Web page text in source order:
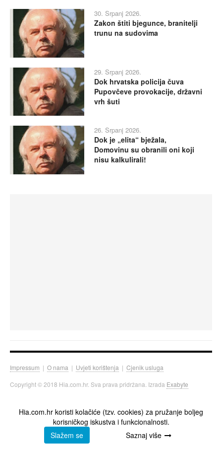
30. Srpanj 2026.
Zakon štiti bjegunce, branitelji
trunu na sudovima
29. Srpanj 2026.
Dok hrvatska policija čuva
Pupovčeve provokacije, državni
vrh šuti
26. Srpanj 2026.
Dok je „elita“ bježala,
Domovinu su obranili oni koji
nisu kalkulirali!
Impressum | O nama | Uvjeti korištenja | Cjenik usluga
Copyright © 2018 Hia.com.hr. Sva prava pridržana. Izrada Exabyte
Hia.com.hr koristi kolačiće (tzv. cookies) za pružanje boljeg
korisničkog iskustva i funkcionalnosti.
Slažem se
Saznaj više